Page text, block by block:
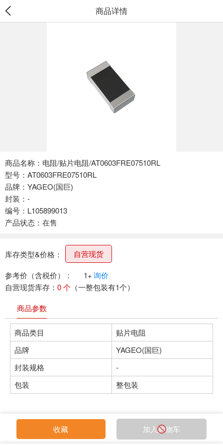
商品详情
商品名称：电阻/贴片电阻/AT0603FRE07510RL
型号：AT0603FRE07510RL
品牌：YAGEO(国巨)
封装：-
编号：L105899013
产品状态：在售
库存类型&价格： 自营现货
参考价（含税价）： 1+询价
自营现货库存： 0 个 （一整包装有1个）
商品参数
商品类目
贴片电阻
品牌
YAGEO(国巨)
封装规格
-
包装
整包装
收藏 加入购物车